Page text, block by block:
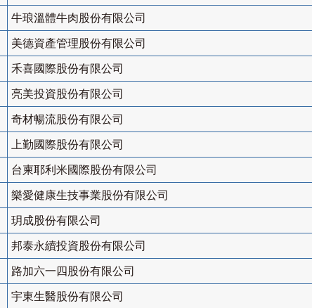
牛琅溫體牛肉股份有限公司
美德資產管理股份有限公司
禾喜國際股份有限公司
亮美投資股份有限公司
奇材暢流股份有限公司
上勤國際股份有限公司
台柬耶利米國際股份有限公司
樂愛健康生技事業股份有限公司
玥成股份有限公司
邦泰永續投資股份有限公司
路加六一四股份有限公司
宇東生醫股份有限公司